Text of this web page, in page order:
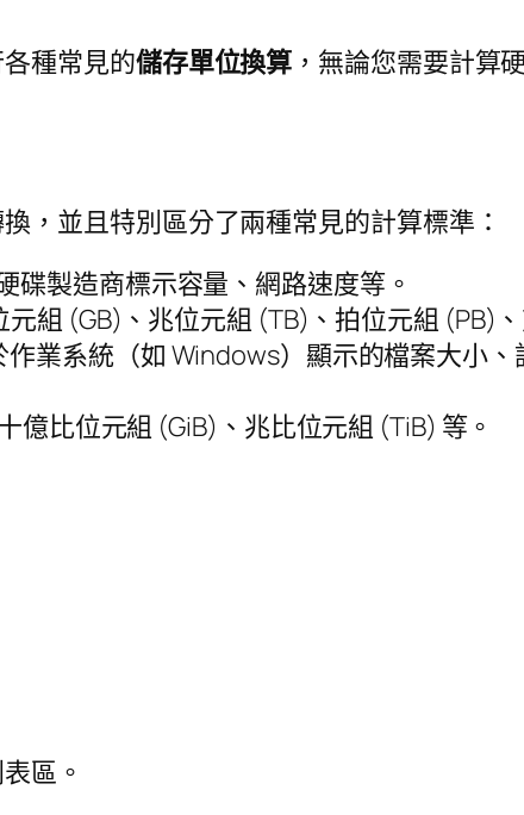
種常見的儲存單位換算 ，無論您需要計算
，並且特別區分了兩種常見的計算標準：
碟製造商標示容量、網路速度等。
組 (GB)、兆位元組 (TB)、拍位元組 (PB)、
作業系統（如 Windows）顯示的檔案大小、
比位元組 (GiB)、兆比位元組 (TiB) 等。
區。